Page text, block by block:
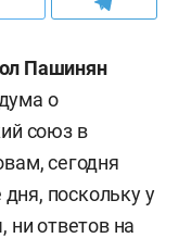
Пашинян
о
союз в
сегодня
дня, поскольку у
ни ответов на